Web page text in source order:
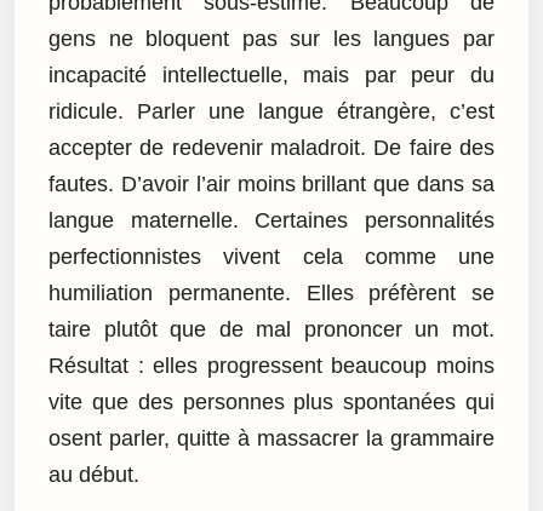
gens ne bloquent pas sur les langues par
incapacité intellectuelle, mais par peur du
ridicule. Parler une langue étrangère, c’est
accepter de redevenir maladroit. De faire des
fautes. D’avoir l’air moins brillant que dans sa
langue maternelle. Certaines personnalités
perfectionnistes vivent cela comme une
humiliation permanente. Elles préfèrent se
taire plutôt que de mal prononcer un mot.
Résultat : elles progressent beaucoup moins
vite que des personnes plus spontanées qui
osent parler, quitte à massacrer la grammaire
au début.